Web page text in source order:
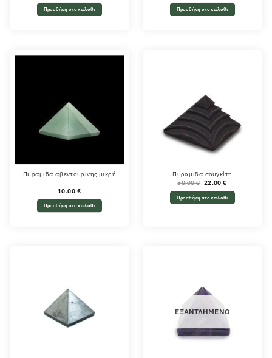
Προσθήκη στο καλάθι Προσθήκη στο καλάθι
Πυραμίδα αβεντουρίνης μικρή
10.00 €
Προσθήκη στο καλάθι
Πυραμίδα σουγκίτη
30.00€ Original
30.00 €.
22.00€
τιμή
είναι:
22.00 €.
Προσθήκη στο καλάθι
ΕΞΑΝΤΛΗΜΈΝΟ